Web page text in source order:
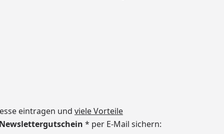
eintragen und viele Vorteile
* per E-Mail sichern: